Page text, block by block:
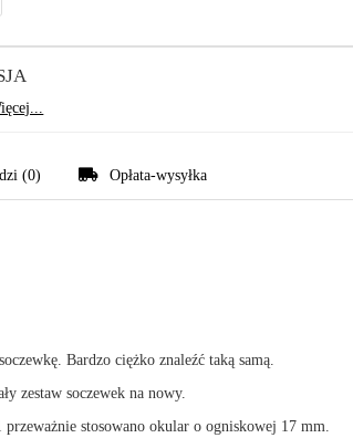
(0) Opłata-wysyłka
Bardzo ciężko znaleźć taką samą.
zestaw soczewek na nowy.
stosowano okular o ogniskowej 17 mm.